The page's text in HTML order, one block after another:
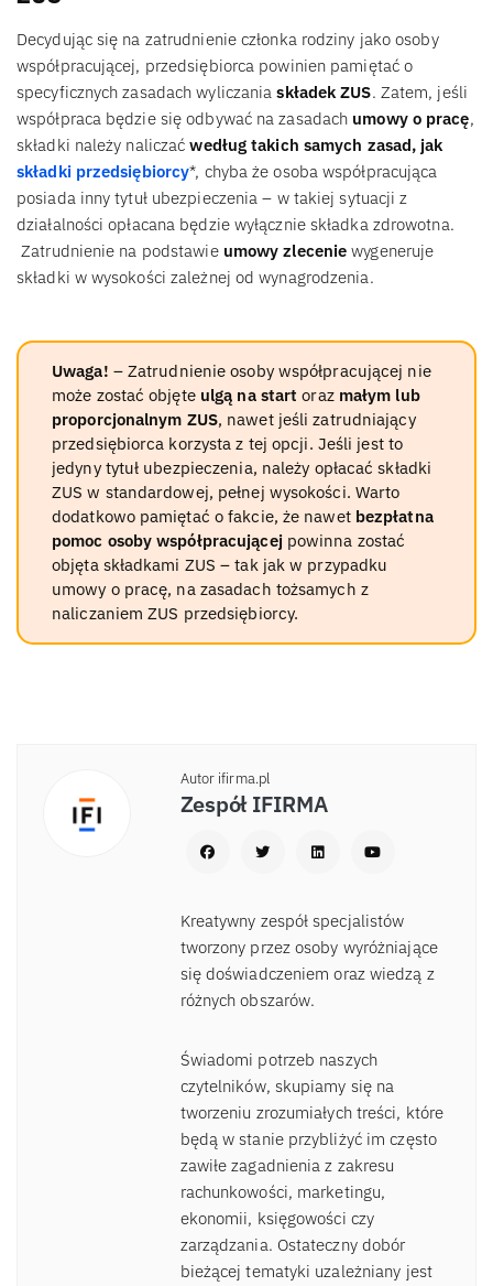
Decydując się na zatrudnienie członka rodziny jako osoby
współpracującej, przedsiębiorca powinien pamiętać o
specyficznych zasadach wyliczania składek ZUS. Zatem, jeśli
współpraca będzie się odbywać na zasadach umowy o pracę,
składki należy naliczaćwedług takich samych zasad, jak
składki przedsiębiorcy*, chyba że osoba współpracująca
posiada inny tytuł ubezpieczenia – w takiej sytuacji z
działalności opłacana będzie wyłącznie składka zdrowotna.
Zatrudnienie na podstawie umowy zlecenie wygeneruje
składki w wysokości zależnej od wynagrodzenia.
Uwaga! – Zatrudnienie osoby współpracującej nie
może zostać objęte ulgą na start oraz małym lub
proporcjonalnym ZUS, nawet jeśli zatrudniający
przedsiębiorca korzysta z tej opcji. Jeśli jest to
jedyny tytuł ubezpieczenia, należy opłacać składki
ZUS w standardowej, pełnej wysokości. Warto
dodatkowo pamiętać o fakcie, że nawet bezpłatna
pomoc osoby współpracującejpowinna zostać
objęta składkami ZUS – tak jak w przypadku
umowy o pracę, na zasadach tożsamych z
naliczaniem ZUS przedsiębiorcy.
Autor ifirma.pl
Zespół IFIRMA
Kreatywny zespół specjalistów
tworzony przez osoby wyróżniające
się doświadczeniem oraz wiedzą z
różnych obszarów.
Świadomi potrzeb naszych
czytelników, skupiamy się na
tworzeniu zrozumiałych treści, które
będą w stanie przybliżyć im często
zawiłe zagadnienia z zakresu
rachunkowości, marketingu,
ekonomii, księgowości czy
zarządzania. Ostateczny dobór
bieżącej tematyki uzależniany jest